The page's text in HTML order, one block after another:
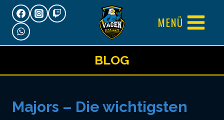
Zum
Inhalt
springen
MENÜ
BLOG
Majors – Die wichtigsten